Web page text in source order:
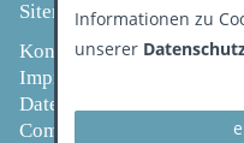
Sitemap
Kontakt
Impressum
Datenschutz
Compliance
Informationen zu
unserer